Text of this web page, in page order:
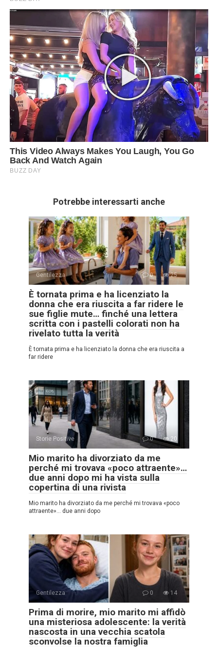
Potrebbe interessarti anche
Gentilezza 0 25
È tornata prima e ha licenziato la
donna che era riuscita a far ridere le
sue figlie mute… finché una lettera
scritta con i pastelli colorati non ha
rivelato tutta la verità
È tornata prima e ha licenziato la donna che era riuscita a
far ridere
Storie Positive 0 20
Mio marito ha divorziato da me
perché mi trovava «poco attraente»…
due anni dopo mi ha vista sulla
copertina di una rivista
Mio marito ha divorziato da me perché mi trovava «poco
attraente»… due anni dopo
Gentilezza 0 14
Prima di morire, mio marito mi affidò
una misteriosa adolescente: la verità
nascosta in una vecchia scatola
sconvolse la nostra famiglia